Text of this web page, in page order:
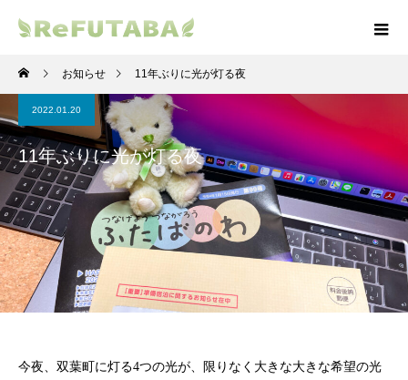
お知らせ 11年ぶりに光が灯る夜
2022.01.20
11年ぶりに光が灯る夜
今夜、双葉町に灯る4つの光が、限りなく大きな大きな希望の光